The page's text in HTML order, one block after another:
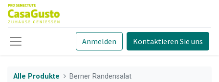
Anmelden Kontaktieren Sie uns
Alle Produkte Berner Randensalat